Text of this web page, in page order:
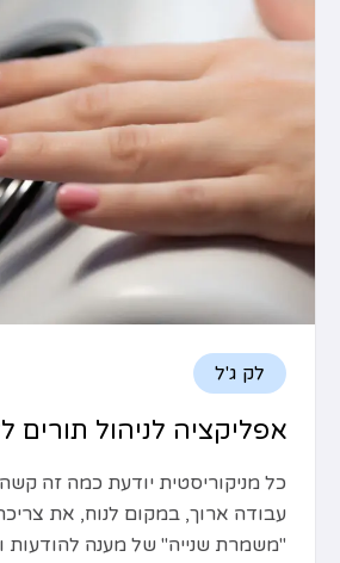
לק ג'ל
אפליקציה לניהול תורים
כל מניקוריסטית יודעת כמה זה
עבודה ארוך, במקום לנוח, את
"משמרת שנייה" של מענה להודעות